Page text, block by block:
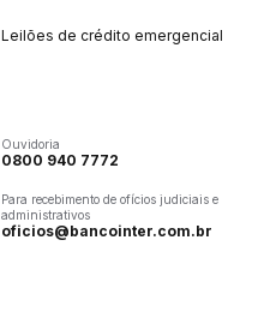
Leilões de crédito emergencial
Ouvidoria
0800 940 7772
Para recebimento de ofícios judiciais e
administrativos
oficios@bancointer.com.br